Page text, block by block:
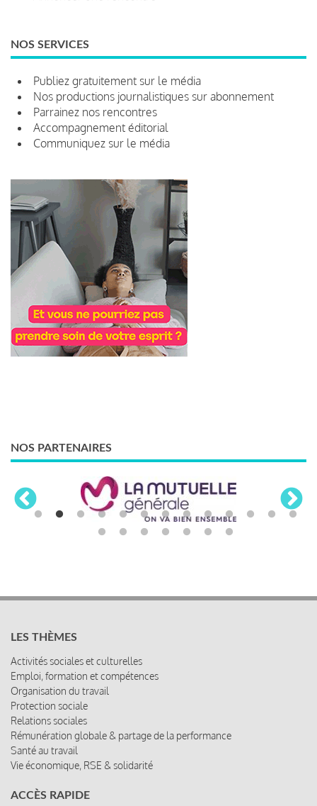
NOS SERVICES
Publiez gratuitement sur le média
Nos productions journalistiques sur abonnement
Parrainez nos rencontres
Accompagnement éditorial
Communiquez sur le média
NOS PARTENAIRES
LES THÈMES
Activités sociales et culturelles
Emploi, formation et compétences
Organisation du travail
Protection sociale
Relations sociales
Rémunération globale & partage de la performance
Santé au travail
Vie économique, RSE & solidarité
ACCÈS RAPIDE